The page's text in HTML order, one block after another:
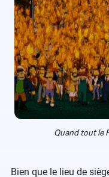
Quand tout le
Bien que le lieu de